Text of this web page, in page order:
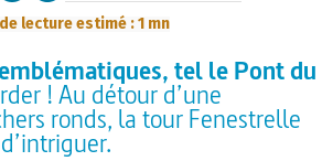
lecture estimé : 1 mn
tel le Pont du
! Au détour d’une
ronds, la tour Fenestrelle